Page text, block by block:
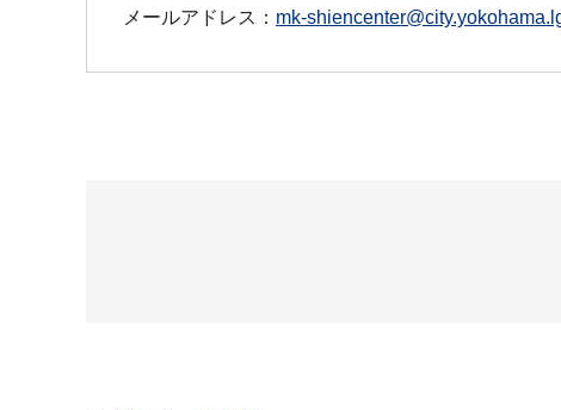
メールアドレス： mk-